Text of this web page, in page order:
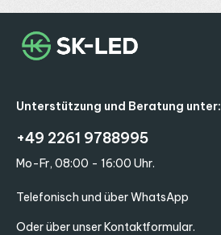
Unterstützung und Beratung unter:
+49 2261 9788995
Mo-Fr, 08:00 - 16:00 Uhr.
Telefonisch und über WhatsApp
Oder über unserKontaktformular.